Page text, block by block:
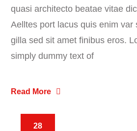
quasi architecto beatae vitae
Aelltes port lacus quis enim var
gilla sed sit amet finibus eros.
simply dummy text of
Read More
28